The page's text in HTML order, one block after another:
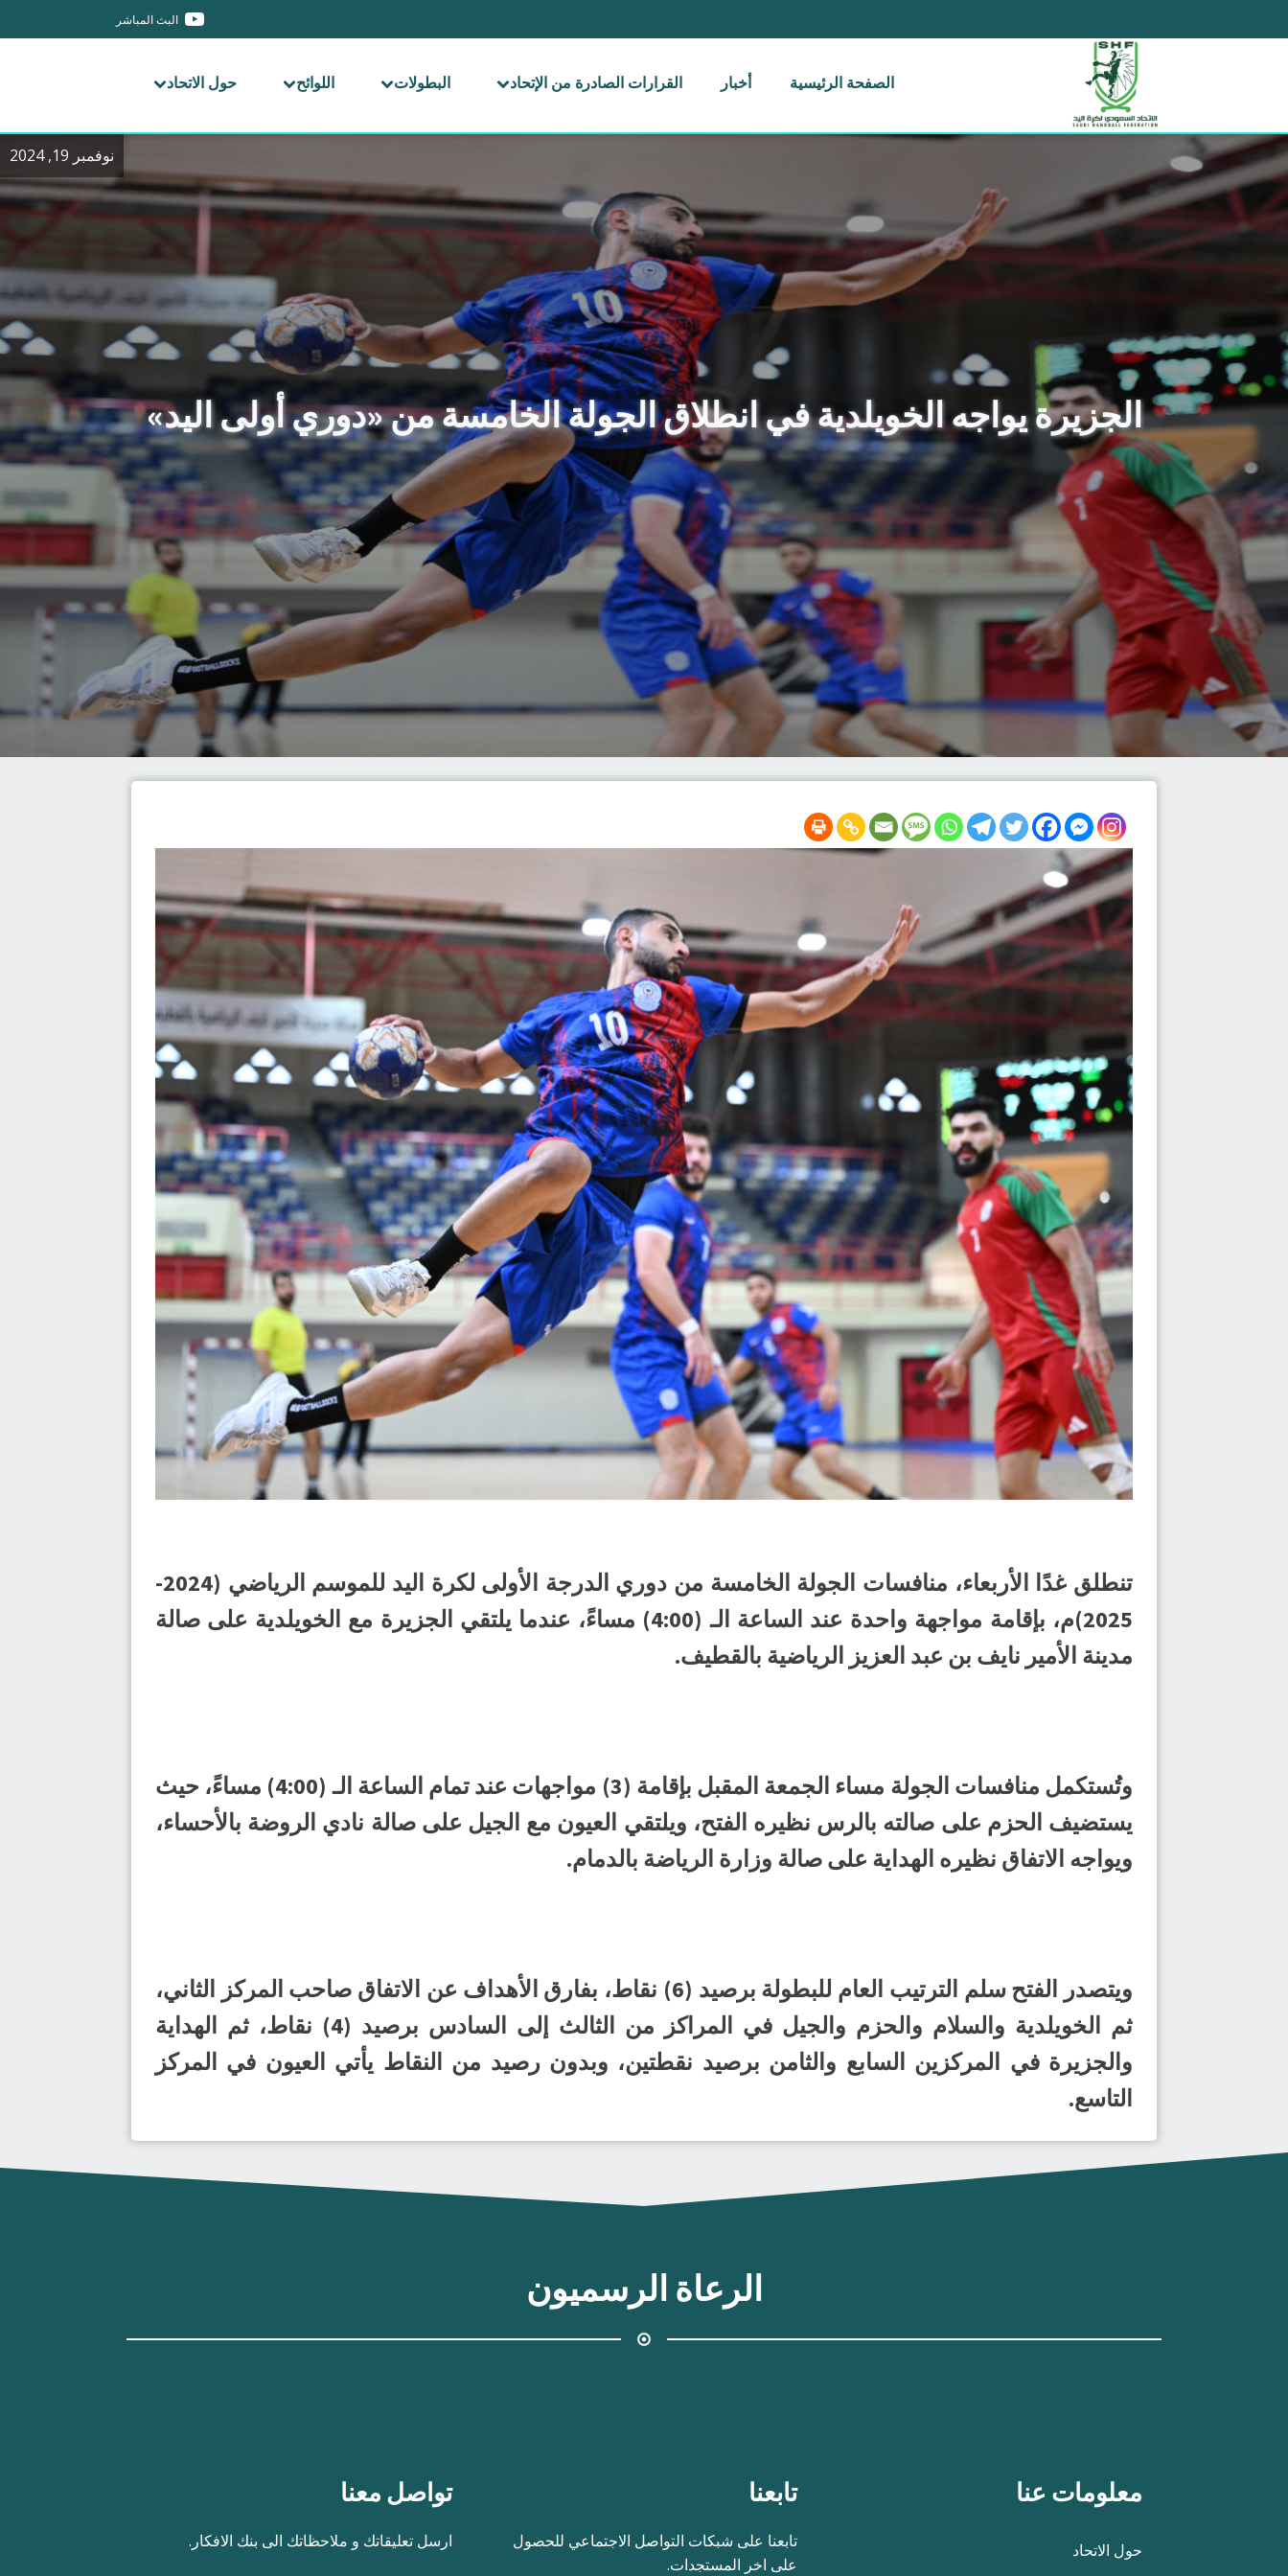
البث المباشر
الصفحة الرئيسية أخبار القرارات الصادرة من الإتحاد البطولات اللوائح حول الاتحاد
نوفمبر 19, 2024
الجزيرة يواجه الخويلدية في انطلاق الجولة الخامسة من «دوري أولى اليد»
تنطلق غدًا الأربعاء، منافسات الجولة الخامسة من دوري الدرجة الأولى لكرة اليد للموسم الرياضي (2024-
2025)م، بإقامة مواجهة واحدة عند الساعة الـ (4:00) مساءً، عندما يلتقي الجزيرة مع الخويلدية على صالة
مدينة الأمير نايف بن عبد العزيز الرياضية بالقطيف.
وتُستكمل منافسات الجولة مساء الجمعة المقبل بإقامة (3) مواجهات عند تمام الساعة الـ (4:00) مساءً، حيث
يستضيف الحزم على صالته بالرس نظيره الفتح، ويلتقي العيون مع الجيل على صالة نادي الروضة بالأحساء،
ويواجه الاتفاق نظيره الهداية على صالة وزارة الرياضة بالدمام.
ويتصدر الفتح سلم الترتيب العام للبطولة برصيد (6) نقاط، بفارق الأهداف عن الاتفاق صاحب المركز الثاني،
ثم الخويلدية والسلام والحزم والجيل في المراكز من الثالث إلى السادس برصيد (4) نقاط، ثم الهداية
والجزيرة في المركزين السابع والثامن برصيد نقطتين، وبدون رصيد من النقاط يأتي العيون في المركز
التاسع.
الرعاة الرسميون
معلومات عنا
حول الاتحاد
تابعنا
تابعنا على شبكات التواصل الاجتماعي للحصول
على اخر المستجدات.
تواصل معنا
ارسل تعليقاتك و ملاحظاتك الى بنك الافكار.